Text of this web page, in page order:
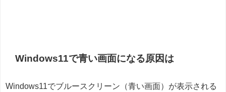
Windows11で青い画面になる原因は
Windows11でブルースクリーン（青い画面）が表示される